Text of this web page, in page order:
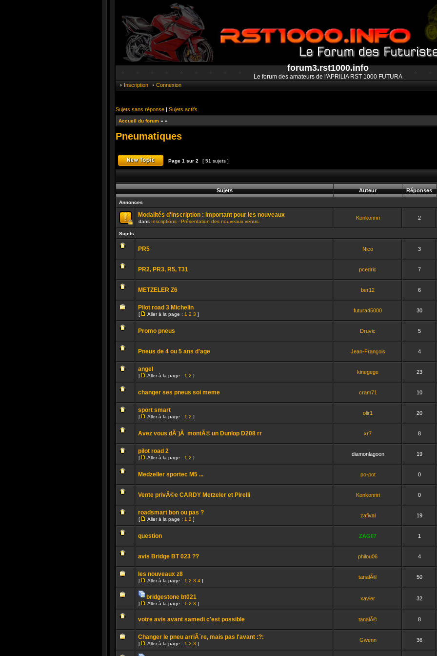
forum3.rst1000.info
Le forum des amateurs de l'APRILIA RST 1000 FUTURA
Inscription Connexion
Sujets sans réponse | Sujets actifs
Accueil du forum » »
Pneumatiques
Publier un nouveau sujet
Page 1 sur 2 [ 51 sujets ]
Sujets Auteur Réponses
Annonces
Ce
sujet
est
Vous
pouvez
publier
modifier
messages.
Modalités d'inscription : important pour les nouveaux
dans Inscriptions - Présentation des nouveaux venus.
Konkonriri 2
Sujets
Aucun
non
PR5 Nico 3
Aucun
non
PR2, PR3, R5, T31 pcedric 7
Aucun
message
non
METZELER Z6 ber12 6
Aucun
non
Pilot road 3 Michelin
[
la
page
Aller à la page : 1 2 3 ]
futura45000 30
Aucun
non
Promo pneus Druvic 5
Aucun
message
non
Pneus de 4 ou 5 ans d'age Jean-François 4
Aucun
non
angel
[
la
page
Aller à la page : 1 2 ]
kinegege 23
Aucun
message
non
changer ses pneus soi meme cram71 10
Aucun
non
sport smart
[
la
page
Aller à la page : 1 2 ]
olir1 20
Aucun
message
non
Avez vous dÃ¨jÃ montÃ© un Dunlop D208 rr xr7 8
Aucun
non
pilot road 2
[
la
page
Aller à la page : 1 2 ]
diamonlagoon 19
Aucun
non
Medzeller sportec M5 ... po-pot 0
Aucun
message
non
Vente privÃ©e CARDY Metzeler et Pirelli Konkonriri 0
Aucun
non
roadsmart bon ou pas ?
[
la
page
Aller à la page : 1 2 ]
zafival 19
Aucun
non
question ZAG07 1
Aucun
message
non
avis Bridge BT 023 ?? philou06 4
Aucun
message
non
les nouveaux z8
[
la
page
Aller à la page : 1 2 3 4 ]
tanalÃ© 50
Aucun
non
Pièces
jointes
bridgestone bt021
[
Aller
la
Aller à la page : 1 2 3 ]
xavier 32
Aucun
message
non
votre avis avant samedi c'est possible tanalÃ© 8
Aucun
message
Changer le pneu arriÃ¨re, mais pas l'avant :?:
[
Aller à la page : 1 2 3 ]
Gwenn 36